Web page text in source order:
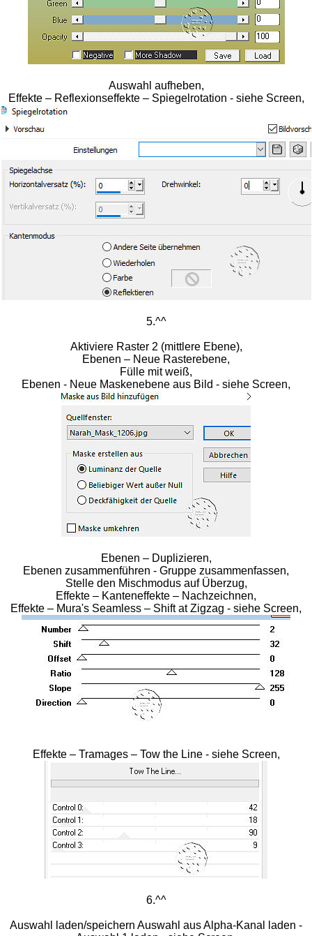
Auswahl aufheben,
Effekte – Reflexionseffekte – Spiegelrotation - siehe Screen,
5.^^
Aktiviere Raster 2 (mittlere Ebene),
Ebenen – Neue Rasterebene,
Fülle mit weiß,
Ebenen - Neue Maskenebene aus Bild - siehe Screen,
Ebenen – Duplizieren,
Ebenen zusammenführen - Gruppe zusammenfassen,
Stelle den Mischmodus auf Überzug,
Effekte – Kanteneffekte – Nachzeichnen,
Effekte – Mura's Seamless – Shift at Zigzag - siehe Screen,
Effekte – Tramages – Tow the Line - siehe Screen,
6.^^
Auswahl laden/speichern Auswahl aus Alpha-Kanal laden -